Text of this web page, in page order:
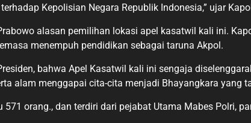
Kepolisian Negara Republik Indonesia,” ujar
alasan pemilihan lokasi apel kasatwil kali ini.
menempuh pendidikan sebagai taruna Akpol.
bahwa Apel Kasatwil kali ini sengaja
alam menggapai cita-cita menjadi Bhayangkara yang
orang., dan terdiri dari pejabat Utama Mabes Polri,